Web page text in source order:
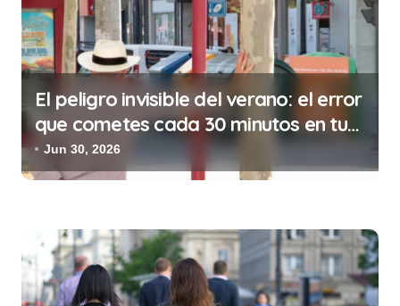
d
a
s
El peligro invisible del verano: el error
que cometes cada 30 minutos en tu
trabajo (y la ilegalidad que te puede
costar la vida)
Jun 30, 2026